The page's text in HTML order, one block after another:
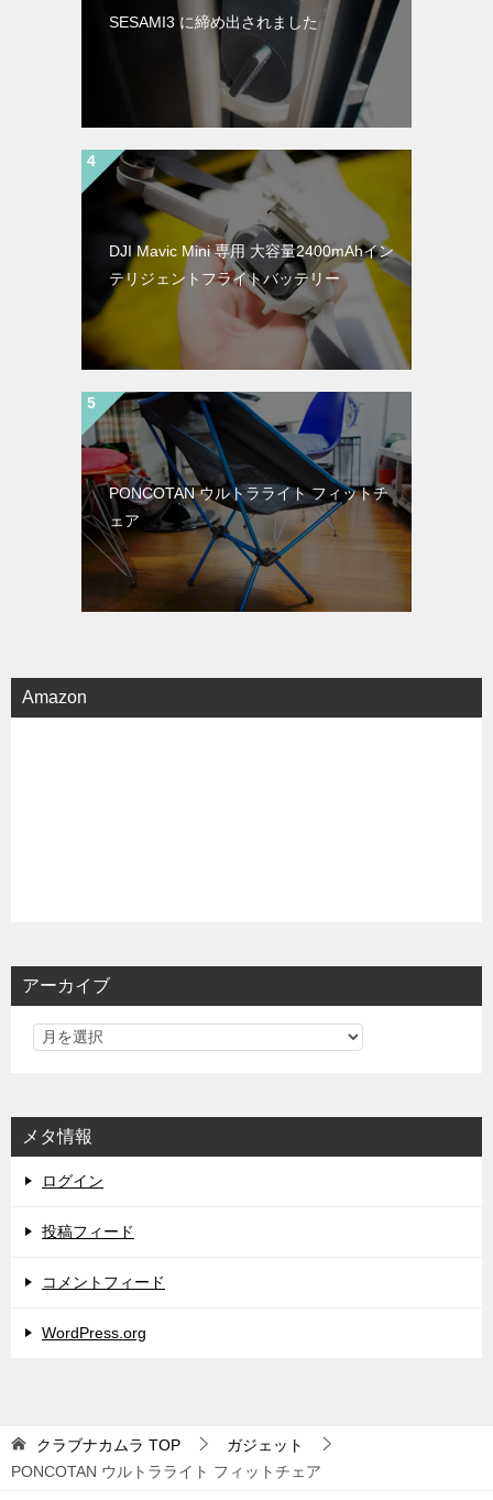
SESAMI3 に締め出されました
DJI Mavic Mini 専用 大容量2400mAhイン
テリジェントフライトバッテリー
PONCOTAN ウルトラライト フィットチ
ェア
Amazon
アーカイブ
メタ情報
ログイン
投稿フィード
コメントフィード
WordPress.org
クラブナカムラ TOP
ガジェット
PONCOTAN ウルトラライト フィットチェア